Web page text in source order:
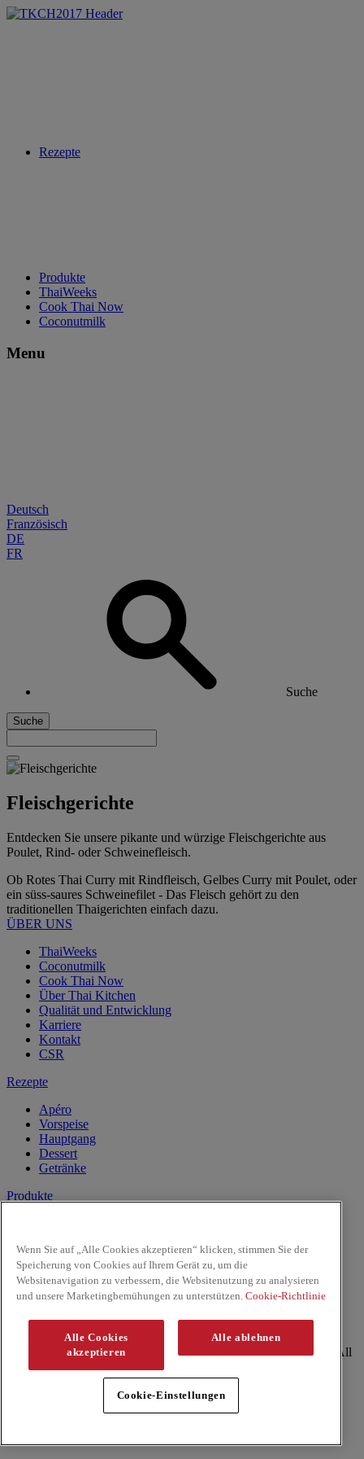
Rezepte
Produkte
ThaiWeeks
Cook Thai Now
Coconutmilk
Menu
Deutsch
Französisch
DE
FR
Suche
Suche
Fleischgerichte
Entdecken Sie unsere pikante und würzige Fleischgerichte aus
Poulet, Rind- oder Schweinefleisch.
Ob Rotes Thai Curry mit Rindfleisch, Gelbes Curry mit Poulet, oder
ein süss-saures Schweinefilet - Das Fleisch gehört zu den
traditionellen Thaigerichten einfach dazu.
ÜBER UNS
ThaiWeeks
Coconutmilk
Cook Thai Now
Über Thai Kitchen
Qualität und Entwicklung
Karriere
Kontakt
CSR
Rezepte
Apéro
Vorspeise
Hauptgang
Dessert
Getränke
Produkte
Reis & Nudeln
Kochsaucen
Saucen
Youtube
Copyright © 2026 ThaiKitchen (McCormick & Company, Inc). All
Rights Reserved
Datenschutzrichtlinie
Politique relative aux cookies
Wenn Sie auf „Alle Cookies akzeptieren“ klicken, stimmen Sie der
Speicherung von Cookies auf Ihrem Gerät zu, um die
Websitenavigation zu verbessern, die Websitenutzung zu analysieren
und unsere Marketingbemühungen zu unterstützen. Cookie-Richtlinie
Alle Cookies
akzeptieren
Alle ablehnen
Cookie-Einstellungen